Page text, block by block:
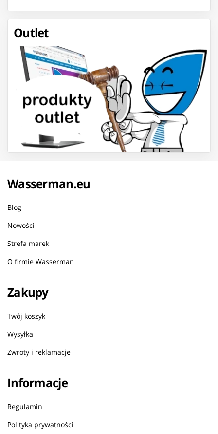
Outlet
Wasserman.eu
Blog
Nowości
Strefa marek
O firmie Wasserman
Zakupy
Twój koszyk
Wysyłka
Zwroty i reklamacje
Informacje
Regulamin
Polityka prywatności